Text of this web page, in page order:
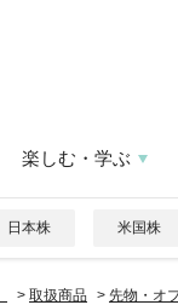
楽しむ・学ぶ
日本株 米国株
> 取扱商品 > 先物・オ